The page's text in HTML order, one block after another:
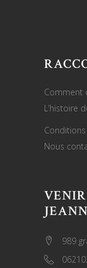
Comment
L’histoire
Nous
989